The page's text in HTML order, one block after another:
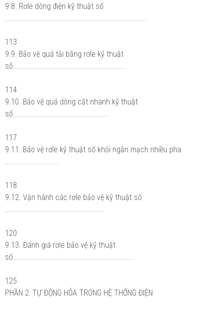
9.8. Rơle dòng điện kỹ thuật số
113
9.9. Bảo vệ quá tải bằng rơle kỹ thuật
số........................................................
114
9.10. Bảo vệ quá dòng cắt nhanh kỹ thuật
số................................................
117
9.11. Bảo vệ rơle kỹ thuật số khỏi ngắn mạch nhiều pha
118
9.12. Vận hành các rơle bảo vệ kỹ thuật số
120
9.13. Đánh giá rơle bảo vệ kỹ thuật
số............................................................
125
PHẦN 2: TỰ ĐỘNG HÓA TRONG HỆ THỐNG ĐIỆN